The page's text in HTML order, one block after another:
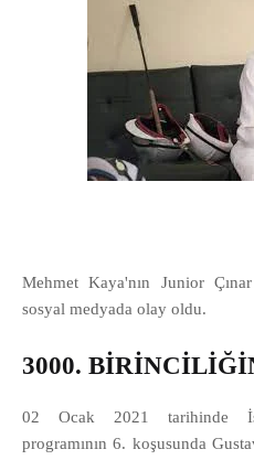
Mehmet Kaya'nın Junior
sosyal medyada olay oldu.
3000.
02 Ocak 2021 tarihinde
programının 6. koşusunda